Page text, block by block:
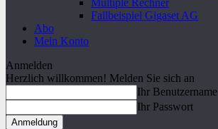
Multiple Rechner
Fallbeispiel Gigaset AG
Abo
Mein Konto
Anmelden
Herzlich willkommen! Melden Sie sich an
Ihr Benutzername
Ihr Passwort